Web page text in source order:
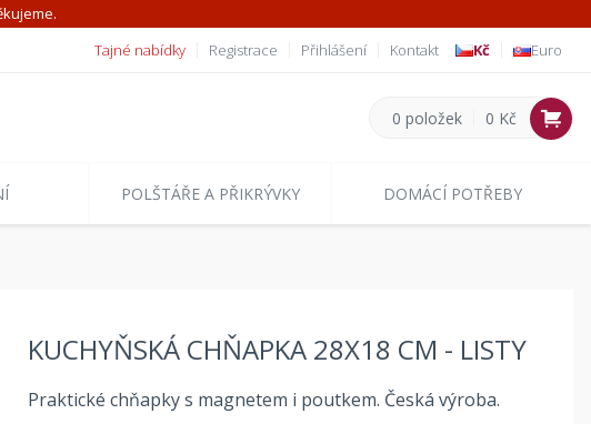
Tajné nabídky Registrace Přihlášení Kontakt Kč Euro
0 položek 0 Kč
POLŠTÁŘE A PŘIKRÝVKY DOMÁCÍ POTŘEBY
KUCHYŇSKÁ CHŇAPKA 28X18 CM - LISTY
Praktické chňapky s magnetem i poutkem. Česká výroba.